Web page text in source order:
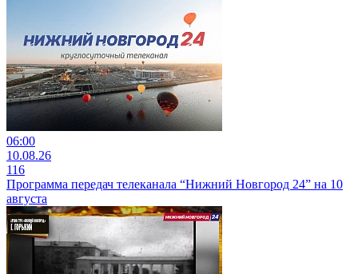
06:00
10.08.26
116
Программа передач телеканала “Нижний Новгород 24” на 10
августа